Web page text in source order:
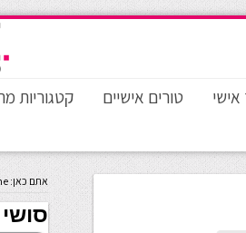
אישי טורים אישיים קטגוריות
אתם כאן: